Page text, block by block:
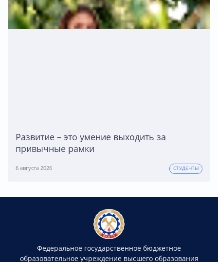
Развитие – это умение выходить за
привычные рамки
6 августа 2026 СТУДЕНТЫ
Федеральное государственное бюджетное
образовательное учреждение высшего образования